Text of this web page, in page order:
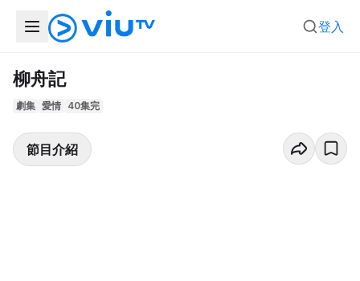
登入
柳舟記
劇集 愛情 40集完
節目介紹